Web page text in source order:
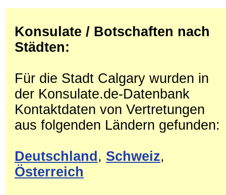
Konsulate / Botschaften nach
Städten:
Für die Stadt Calgary wurden in
der Konsulate.de-Datenbank
Kontaktdaten von Vertretungen
aus folgenden Ländern gefunden:
Deutschland , Schweiz,
Österreich